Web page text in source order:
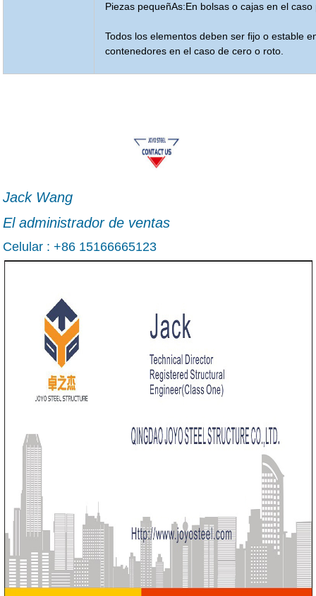
Piezas pequeñAs:En bolsas o cajas en el caso
Todos los elementos deben ser fijo o estable
contenedores en el caso de cero o roto.
Jack Wang
El administrador de ventas
Celular : +86 15166665123